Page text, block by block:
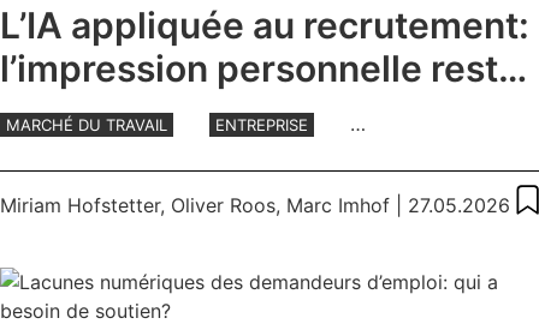
L’IA appliquée au recrutement:
l’impression personnelle reste
décisive
MARCHÉ DU TRAVAIL
ENTREPRISE
Miriam Hofstetter, Oliver Roos, Marc Imhof | 27.05.2026